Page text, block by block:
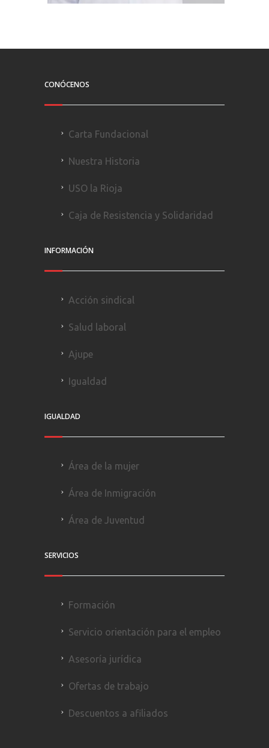
CONÓCENOS
Carta Fundacional
Nuestra Historia
USO la Rioja
Caja de Resistencia y Solidaridad
INFORMACIÓN
Acción sindical
Salud laboral
Ajupe
Igualdad
IGUALDAD
Área de la mujer
Área de Inmigración
Área de Juventud
SERVICIOS
Formación
Servicio orientación para el empleo
Asesoría jurídica
Ofertas de trabajo
Descuentos a afiliados